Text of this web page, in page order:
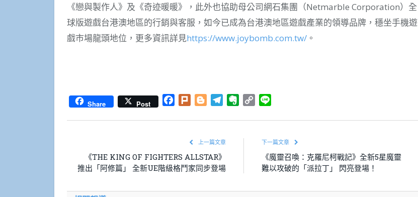
《戀與製作人》及《奇迹暖暖》，此外也協助母公司網石集團（Netmarble Corporation）全
球版遊戲台港澳地區的行銷與客服，如今已成為台港澳地區遊戲產業的領導品牌，穩坐手機遊
戲市場龍頭地位，更多資訊詳見https://www.joybomb.com.tw/ 。
Share Post Facebook
Plurk BloggerTelegramEvernote
Copy
上一篇文章
《THE KING OF FIGHTERS ALLSTAR》
推出「阿修篇」 全新UE階級格鬥家同步登場
下一篇文章
《魔靈召喚：克羅尼柯戰記》全新5星魔靈
難以攻破的「派拉丁」 閃亮登場！